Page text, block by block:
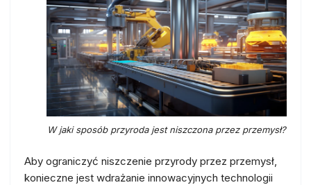
W jaki sposób przyroda jest niszczona przez przemysł?
Aby ograniczyć niszczenie przyrody przez przemysł,
konieczne jest wdrażanie innowacyjnych technologii